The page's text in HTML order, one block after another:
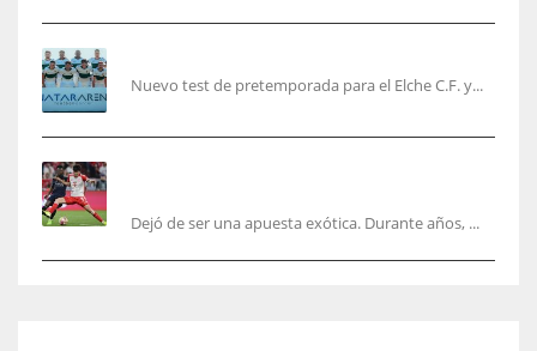
Nuevo test de pretemporada para el Elche C.F. y...
Dejó de ser una apuesta exótica. Durante años, ...